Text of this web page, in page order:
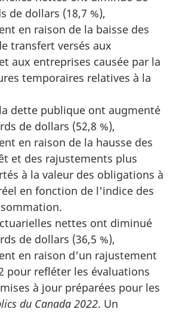
de dollars (18,7 %),
en raison de la baisse des
transfert versés aux
aux entreprises causée par la
temporaires relatives à la
dette publique ont augmenté
de dollars (52,8 %),
en raison de la hausse des
et des rajustements plus
à la valeur des obligations à
en fonction de l'indice des
nettes ont diminué
de dollars (36,5 %),
en raison d'un rajustement
pour refléter les évaluations
à jour préparées pour les
du Canada 2022. Un